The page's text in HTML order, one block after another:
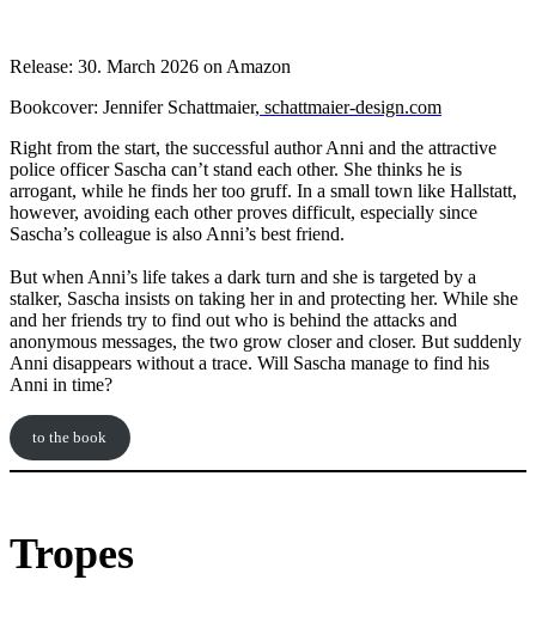
Release: 30. March 2026 on Amazon
Bookcover: Jennifer Schattmaier, schattmaier-design.com
Right from the start, the successful author Anni and the attractive
police officer Sascha can’t stand each other. She thinks he is
arrogant, while he finds her too gruff. In a small town like Hallstatt,
however, avoiding each other proves difficult, especially since
Sascha’s colleague is also Anni’s best friend.
But when Anni’s life takes a dark turn and she is targeted by a
stalker, Sascha insists on taking her in and protecting her. While she
and her friends try to find out who is behind the attacks and
anonymous messages, the two grow closer and closer. But suddenly
Anni disappears without a trace. Will Sascha manage to find his
Anni in time?
to the book
Tropes